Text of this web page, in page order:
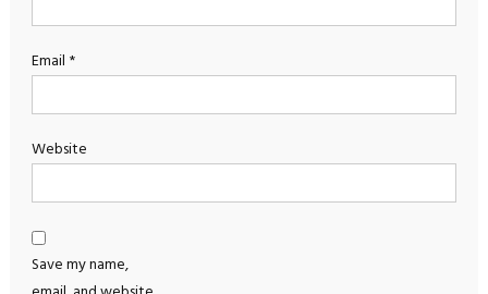
Email *
Website
Save my name,